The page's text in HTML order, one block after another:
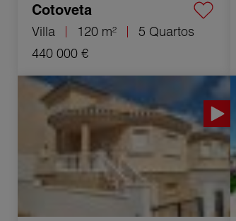
Cotoveta
Villa 120 m²
5 Quartos
440 000 €
Venda Villa San Miguel de Salinas
6 Quartos 147 m²